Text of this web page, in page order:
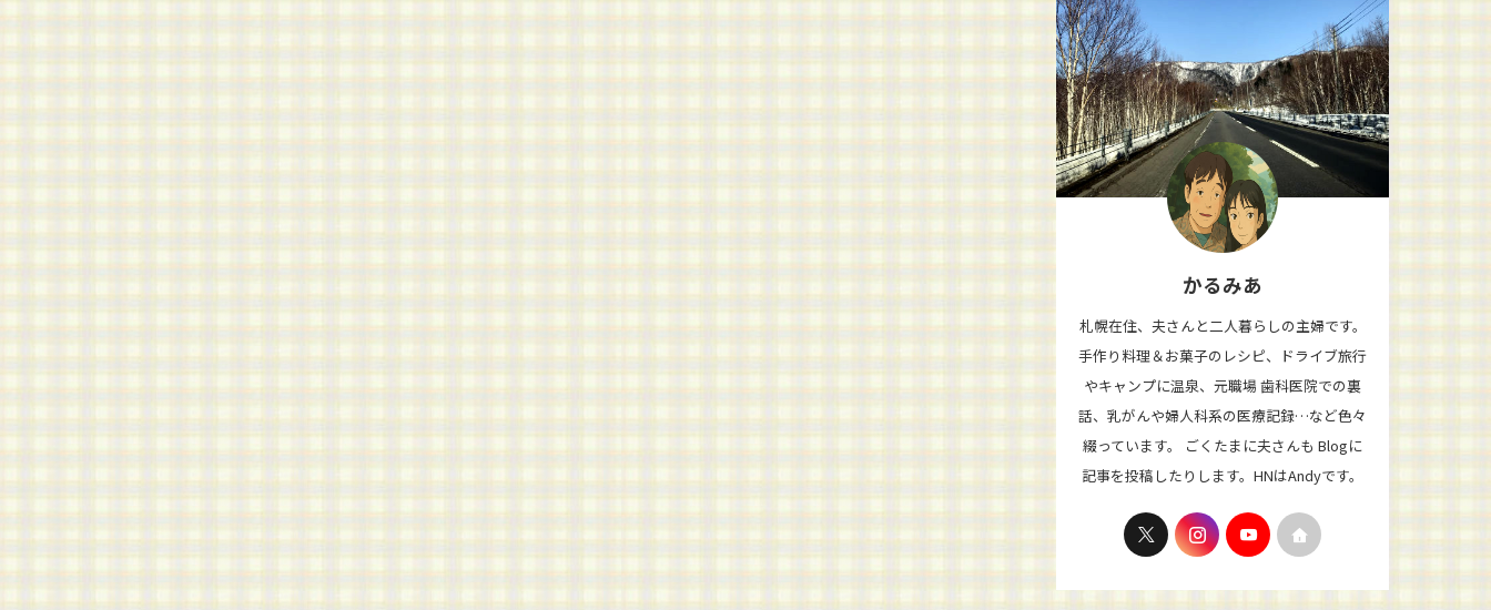
かるみあ
札幌在住、夫さんと二人暮らしの主婦です。
手作り料理＆お菓子のレシピ、ドライブ旅行
やキャンプに温泉、元職場 歯科医院での裏
話、乳がんや婦人科系の医療記録…など色々
綴っています。 ごくたまに夫さんも Blogに
記事を投稿したりします。HNはAndyです。